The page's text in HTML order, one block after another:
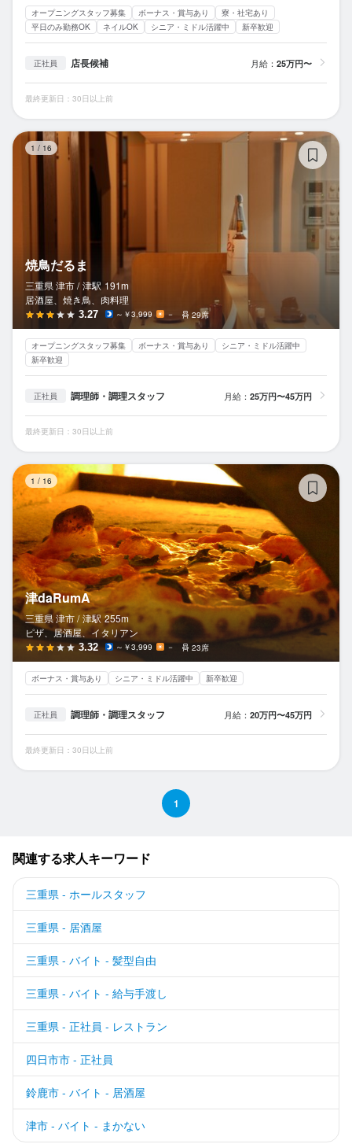
オープニングスタッフ募集 ボーナス・賞与あり
寮・社宅あり
平日のみ勤務OK
ネイルOK シニア・ミドル活躍中 新卒歓迎
正社員 店長候補 月給： 25万円〜
最終更新日：30日以上前
1 / 16
焼鳥だるま
三重県 津市 / 津駅 191m
居酒屋、焼き鳥、肉料理
3.27 ～￥3,999 － 29席
オープニングスタッフ募集 ボーナス・賞与あり
シニア・ミドル活躍中
新卒歓迎
正社員 調理師・調理スタッフ 月給： 25万円〜45万円
最終更新日：30日以上前
1 / 16
津daRumA
三重県 津市 / 津駅 255m
ピザ、居酒屋、イタリアン
3.32 ～￥3,999 － 23席
ボーナス・賞与あり シニア・ミドル活躍中 新卒歓迎
正社員 調理師・調理スタッフ 月給： 20万円〜45万円
最終更新日：30日以上前
1
関連する求人キーワード
三重県 - ホールスタッフ
三重県 - 居酒屋
三重県 - バイト - 髪型自由
三重県 - バイト - 給与手渡し
三重県 - 正社員 - レストラン
四日市市 - 正社員
鈴鹿市 - バイト - 居酒屋
津市 - バイト - まかない